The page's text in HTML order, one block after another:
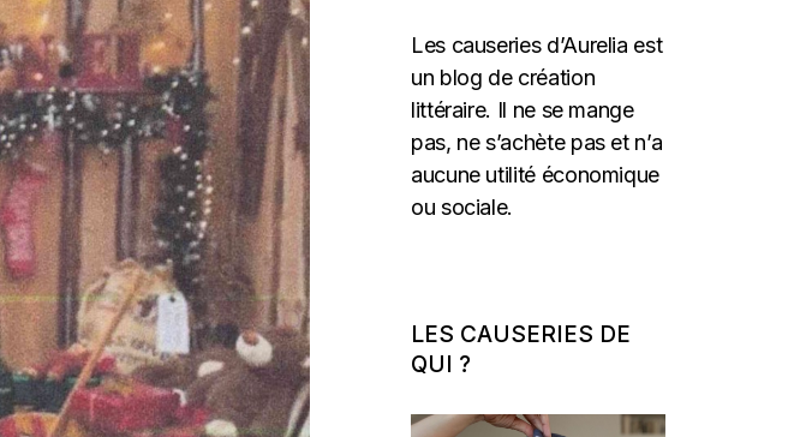
Les causeries d’Aurelia est
un blog de création
littéraire. Il ne se mange
pas, ne s’achète pas et n’a
aucune utilité économique
ou sociale.
LES CAUSERIES DE
QUI ?